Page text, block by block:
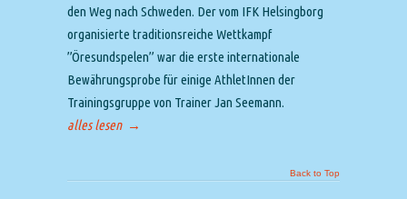
den Weg nach Schweden. Der vom IFK Helsingborg
organisierte traditionsreiche Wettkampf
”Öresundspelen” war die erste internationale
Bewährungsprobe für einige AthletInnen der
Trainingsgruppe von Trainer Jan Seemann.
alles lesen →
Back to Top